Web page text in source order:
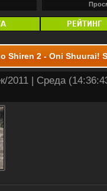
Shiren 2 - Oni Shuurai!
2011 | Среда